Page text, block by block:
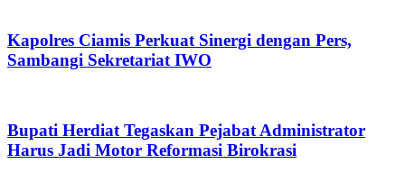
Kapolres Ciamis Perkuat Sinergi dengan Pers,
Sambangi Sekretariat IWO
Bupati Herdiat Tegaskan Pejabat Administrator
Harus Jadi Motor Reformasi Birokrasi